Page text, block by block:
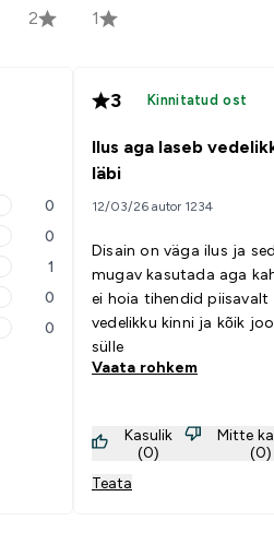
2 1
0
0
1
0
0
3 Kinnitatud ost
Ilus aga laseb
läbi
12/03/26 autor 1234
Disain on väga ilus ja
mugav kasutada aga
ei hoia tihendid piisavalt
vedelikku kinni ja kõik
sülle
Vaata rohkem
Kasulik
(0)
Mitte
(0)
Teata